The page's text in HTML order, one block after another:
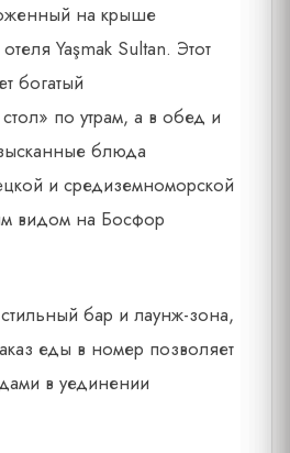
на крыше
Yaşmak Sultan. Этот
богатый
по утрам, а в обед и
блюда
и средиземноморской
видом на Босфор
бар и лаунж-зона,
еды в номер позволяет
в уединении